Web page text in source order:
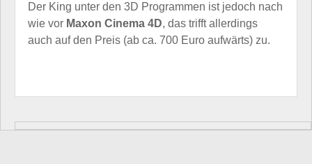
Der King unter den 3D Programmen ist jedoch nach
wie vor Maxon Cinema 4D, das trifft allerdings
auch auf den Preis (ab ca. 700 Euro aufwärts) zu.